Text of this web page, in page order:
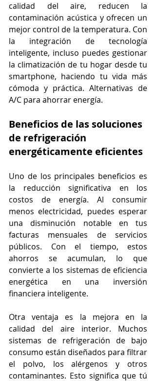
calidad del aire, reducen la
contaminación acústica y ofrecen un
mejor control de la temperatura. Con
la integración de tecnología
inteligente, incluso puedes gestionar
la climatización de tu hogar desde tu
smartphone, haciendo tu vida más
cómoda y práctica. Alternativas de
A/C para ahorrar energía.
Beneficios de las soluciones
de refrigeración
energéticamente eficientes
Uno de los principales beneficios es
la reducción significativa en los
costos de energía. Al consumir
menos electricidad, puedes esperar
una disminución notable en tus
facturas mensuales de servicios
públicos. Con el tiempo, estos
ahorros se acumulan, lo que
convierte a los sistemas de eficiencia
energética en una inversión
financiera inteligente.
Otra ventaja es la mejora en la
calidad del aire interior. Muchos
sistemas de refrigeración de bajo
consumo están diseñados para filtrar
el polvo, los alérgenos y otros
contaminantes. Esto significa que tú